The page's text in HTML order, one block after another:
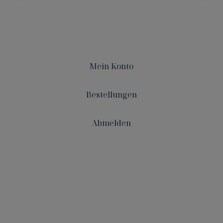
Mein Konto
Bestellungen
Abmelden